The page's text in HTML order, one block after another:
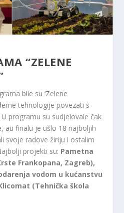
“ZELENE
bile su ‘Zelene
tehnologije povezati s
programu su sudjelovale čak
au finalu je ušlo 18 najboljih
svoje radove žiriju i ostalim
projekti su: Pametna
Frankopana, Zagreb),
vodom u kućanstvu
(Tehnička škola